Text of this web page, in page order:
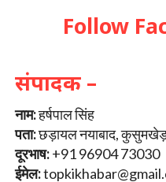
Follow
संपादक –
नाम:हर्षपाल सिंह
पता:छड़ायल नयाबाद, कुसुमखेड़ा,
दूरभाष:+91 96904 73030
ईमेल: